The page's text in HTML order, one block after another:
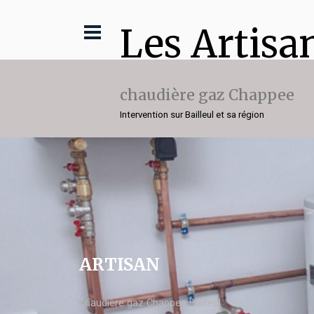
Les
chaudière gaz Chappee
Intervention sur Bailleul et sa région
ARTISAN
chaudière gaz Chappee Bailleul